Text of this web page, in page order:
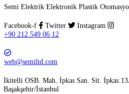
Semi Elektrik Elektronik Plastik
Facebook-f Twitter
Instagram
+90 212 549 06 12
web@semiltd.com
İkitelli OSB. Mah. İpkas San. Sit. İpkas
Başakşehir/İstanbul